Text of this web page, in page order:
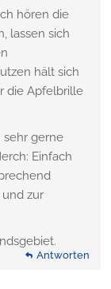
hören die
lassen sich
hält sich
die Apfelbrille
sehr gerne
Einfach
zur
Antworten